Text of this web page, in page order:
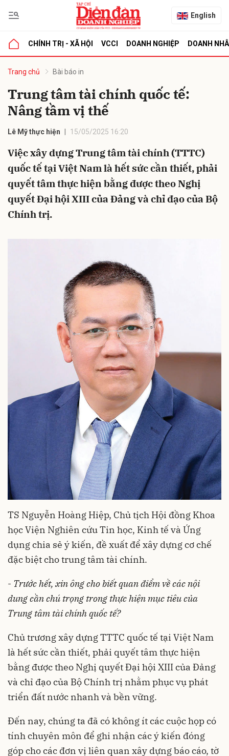
English
CHÍNH TRỊ - XÃ HỘI VCCI DOANH NGHIỆP DOANH
Trang chủ Bài báo in
Trung tâm tài chính quốc tế:
Nâng tầm vị thế
Lê Mỹ thực hiện 15/05/2025 16:20
Việc xây dựng Trung tâm tài chính (TTTC)
quốc tế tại Việt Nam là hết sức cần thiết, phải
quyết tâm thực hiện bằng được theo Nghị
quyết Đại hội XIII của Đảng và chỉ đạo của Bộ
Chính trị.
TS Nguyễn Hoàng Hiệp, Chủ tịch Hội đồng Khoa
học Viện Nghiên cứu Tin học, Kinh tế và Ứng
dụng chia sẻ ý kiến, đề xuất để xây dựng cơ chế
đặc biệt cho trung tâm tài chính.
- Trước hết, xin ông cho biết quan điểm về các nội
dung cần chú trọng trong thực hiện mục tiêu của
Trung tâm tài chính quốc tế?
Chủ trương xây dựng TTTC quốc tế tại Việt Nam
là hết sức cần thiết, phải quyết tâm thực hiện
bằng được theo Nghị quyết Đại hội XIII của Đảng
và chỉ đạo của Bộ Chính trị nhằm phục vụ phát
triển đất nước nhanh và bền vững.
Đến nay, chúng ta đã có không ít các cuộc họp có
tính chuyên môn để ghi nhận các ý kiến đóng
góp cho các đơn vị liên quan xây dựng báo cáo, tờ
luận
Hủy